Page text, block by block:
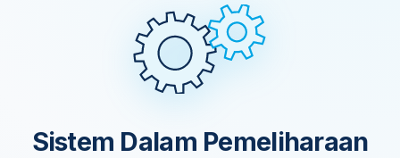
Sistem Dalam Pemeliharaan